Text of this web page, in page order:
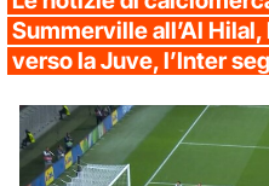
Summerville all’Al
verso la Juve, l’Inter